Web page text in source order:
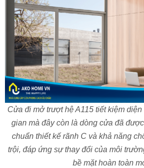
Cửa đi mở trượt hệ A115 tiết kiệm
gian mà đây còn là dòng cửa đã
chuẩn thiết kế rãnh C và khả năng
trội, đáp ứng sự thay đổi của môi
bề mặt hoàn toàn
CỬA SỔ MỞ TRƯỢT HỆ A72 - NHÔM